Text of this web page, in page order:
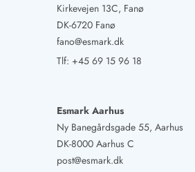
Kirkevejen 13C, Fanø
DK-6720 Fanø
fano@esmark.dk
Tlf: +45 69 15 96 18
Esmark Aarhus
Ny Banegårdsgade 55, Aarhus
DK-8000 Aarhus C
post@esmark.dk